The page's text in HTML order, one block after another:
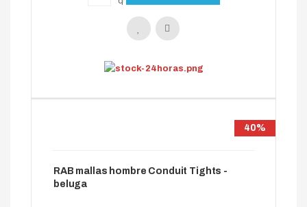
40%
RAB mallas hombre Conduit Tights -
beluga